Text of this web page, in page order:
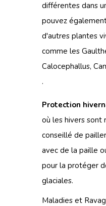
différentes dans
pouvez
d'autres plantes
comme les
Calocephallus,
.
Protection
où les hivers sont
conseillé de
avec de la paille
pour la protéger
glaciales.
Maladies et